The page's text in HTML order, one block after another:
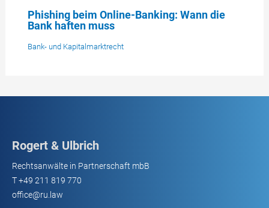
Phishing beim Online-Banking: Wann die
Bank haften muss
Bank- und Kapitalmarktrecht
Rogert & Ulbrich
Rechtsanwälte in Partnerschaft mbB
T+49 211 819 770
office@ru.law